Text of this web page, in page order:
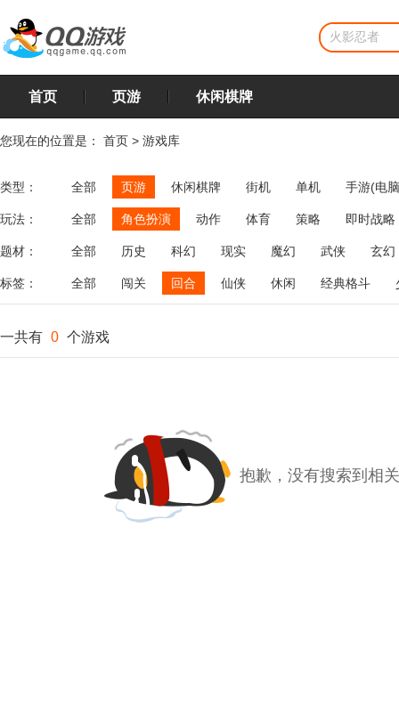
首页 页游 休闲棋牌
您现在的位置是： 首页 > 游戏库
类型： 全部 页游 休闲棋牌 街机 单机 手游(电
玩法： 全部 角色扮演 动作 体育 策略
即时战略
飞行
恋爱 第三人称射击 棋类 牌类 麻将
题材： 全部 历史 科幻 现实 魔幻 武侠 玄幻
标签： 全部 闯关 回合 仙侠 休闲 经典格斗
一共有 0 个游戏
抱歉，没有搜索到相